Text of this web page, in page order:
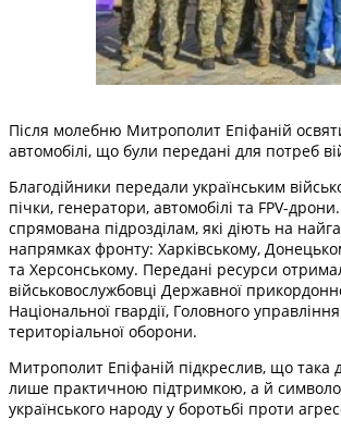
Після молебню Митрополит Епіфаній
автомобілі, що були передані для потреб
Благодійники передали українським
пічки, генератори, автомобілі та FPV-
спрямована підрозділам, які діють на
напрямках фронту: Харківському,
та Херсонському. Передані ресурси
військовослужбовці Державної
Національної гвардії, Головного
територіальної оборони.
Митрополит Епіфаній підкреслив, що така
лише практичною підтримкою, а й
українського народу у боротьбі проти